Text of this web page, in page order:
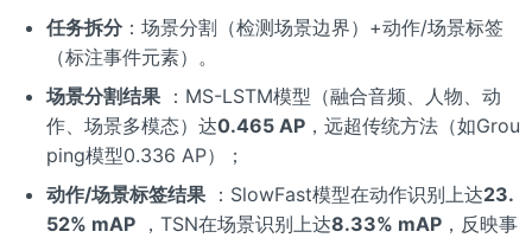
任务拆分：场景分割（检测场景边界）+动作/场景标签
（标注事件元素）。
场景分割结果：MS-LSTM模型（融合音频、人物、动
作、场景多模态）达0.465 AP，远超传统方法（如Grou
ping模型0.336 AP）；
动作/场景标签结果：SlowFast模型在动作识别上达23.
52% mAP，TSN在场景识别上达8.33% mAP，反映事